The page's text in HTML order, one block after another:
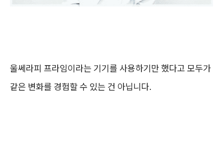
울쎄라피 프라임이라는 기기를 사용하기만 했다고 모두가
같은 변화를 경험할 수 있는 건 아닙니다.